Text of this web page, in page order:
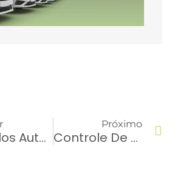
Veículos Autônomos: Como Usar Essa Tecnologia Na Logística?
Próximo
Controle De Entrada E Saída De Veículos: Como Usar Na Sua Frota